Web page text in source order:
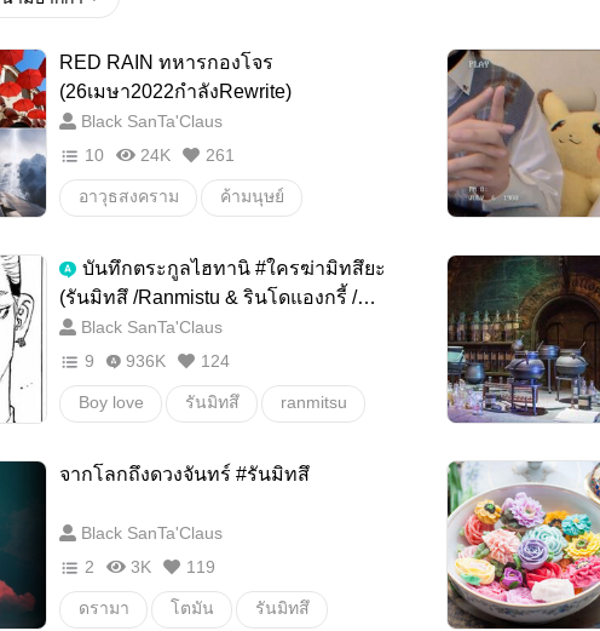
RED RAIN ทหารกองโจร
(26เมษา2022กำลังRewrite)
Black SanTa'Claus
10
24K 261
อาวุธสงคราม ค้ามนุษย์
เชลย ดรามา นิยายวาย
18+ Boy love
เคะแมน เมะขี้หึง
บันทึกตระกูลไฮทานิ #ใครฆ่ามิทสึยะ
(รันมิทสึ /Ranmistu & รินโดแองกรี้ /
RindouAngry)
Black SanTa'Claus
9
936K 124
Boy love รันมิทสึ ranmitsu
วายสเตชั่น
จากโลกถึงดวงจันทร์ #รันมิทสึ
Black SanTa'Claus
2
3K 119
ดรามา โตมัน รันมิทสึ